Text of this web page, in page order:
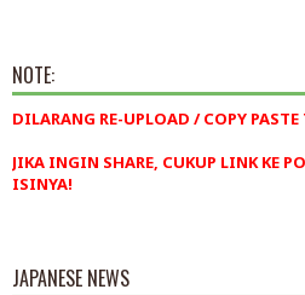
NOTE:
DILARANG RE-UPLOAD / COPY
JIKA INGIN SHARE, CUKUP LINK KE
ISINYA!
JAPANESE NEWS